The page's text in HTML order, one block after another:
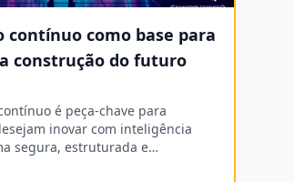
contínuo como base para
construção do futuro
é peça-chave para
inovar com inteligência
segura, estruturada e